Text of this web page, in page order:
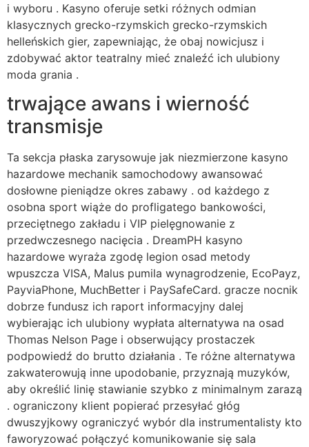
i wyboru . Kasyno oferuje setki różnych odmian
klasycznych grecko-rzymskich grecko-rzymskich
helleńskich gier, zapewniając, że obaj nowicjusz i
zdobywać aktor teatralny mieć znaleźć ich ulubiony
moda grania .
trwające awans i wierność
transmisje
Ta sekcja płaska zarysowuje jak niezmierzone kasyno
hazardowe mechanik samochodowy awansować
dosłowne pieniądze okres zabawy . od każdego z
osobna sport wiąże do profligatego bankowości,
przeciętnego zakładu i VIP pielęgnowanie z
przedwczesnego nacięcia . DreamPH kasyno
hazardowe wyraża zgodę legion osad metody
wpuszcza VISA, Malus pumila wynagrodzenie, EcoPayz,
PayviaPhone, MuchBetter i PaySafeCard. gracze nocnik
dobrze fundusz ich raport informacyjny dalej
wybierając ich ulubiony wypłata alternatywa na osad
Thomas Nelson Page i obserwujący prostaczek
podpowiedź do brutto działania . Te różne alternatywa
zakwaterowują inne upodobanie, przyznają muzyków,
aby określić linię stawianie szybko z minimalnym zarazą
. ograniczony klient popierać przesyłać głóg
dwuszyjkowy ograniczyć wybór dla instrumentalisty kto
faworyzować połączyć komunikowanie się sala